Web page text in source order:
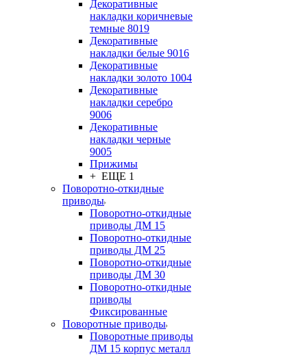
Декоративные
накладки коричневые
темные 8019
Декоративные
накладки белые 9016
Декоративные
накладки золото 1004
Декоративные
накладки серебро
9006
Декоративные
накладки черные
9005
Прижимы
+ ЕЩЕ 1
Поворотно-откидные
приводы
Поворотно-откидные
приводы ДМ 15
Поворотно-откидные
приводы ДМ 25
Поворотно-откидные
приводы ДМ 30
Поворотно-откидные
приводы
Фиксированные
Поворотные приводы
Поворотные приводы
ДМ 15 корпус металл